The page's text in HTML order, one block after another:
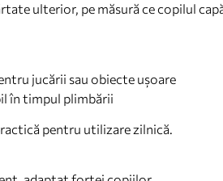
ulterior, pe măsură ce copilul
jucării sau obiecte ușoare
în timpul plimbării
pentru utilizare zilnică.